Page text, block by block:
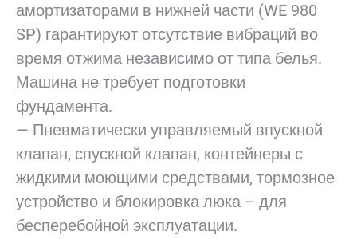
амортизаторами в нижней части (WE 980
SP) гарантируют отсутствие вибраций во
время отжима независимо от типа белья.
Машина не требует подготовки
фундамента.
— Пневматически управляемый впускной
клапан, спускной клапан, контейнеры с
жидкими моющими средствами, тормозное
устройство и блокировка люка – для
бесперебойной эксплуатации.